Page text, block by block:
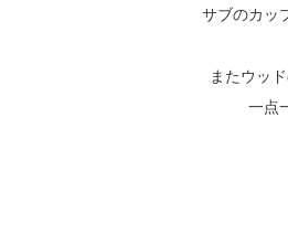
サブのカッ
またウッ
一点